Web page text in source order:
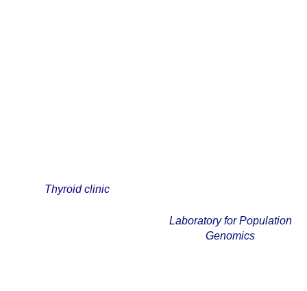
Thyroid clinic
Laboratory for Population
Genomics